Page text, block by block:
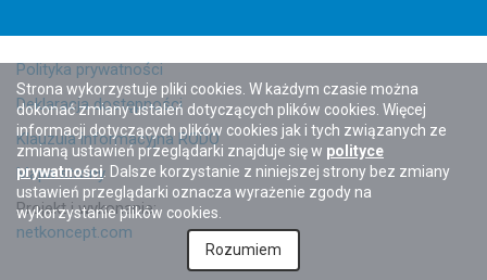
Polityka prywatności
Deklaracja dostępności
Klauzula informacyjna RODO
Mapa strony
Projekt i wykonanie:
netkoncept.com
Strona wykorzystuje pliki cookies. W każdym czasie można
dokonać zmiany ustaleń dotyczących plików cookies. Więcej
informacji dotyczących plików cookies jak i tych związanych ze
zmianą ustawień przeglądarki znajduje się w polityce
prywatności. Dalsze korzystanie z niniejszej strony bez zmiany
ustawień przeglądarki oznacza wyrażenie zgody na
wykorzystanie plików cookies.
Rozumiem